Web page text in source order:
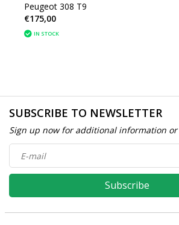
Peugeot 308 T9
€175,00
IN STOCK
SUBSCRIBE TO NEWSLETTER
Sign up now for additional information
Subscribe